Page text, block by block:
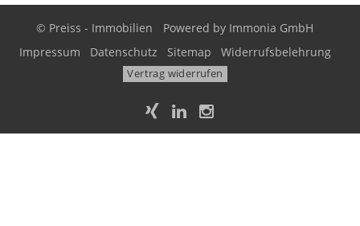
© Preiss - Immobilien Powered by Immonia GmbH
Impressum
Datenschutz Sitemap Widerrufsbelehrung
Vertrag widerrufen